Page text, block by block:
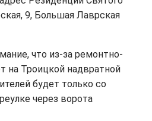
9, Большая Лаврская
что из-за ремонтно-
на Троицкой надвратной
будет только со
через ворота